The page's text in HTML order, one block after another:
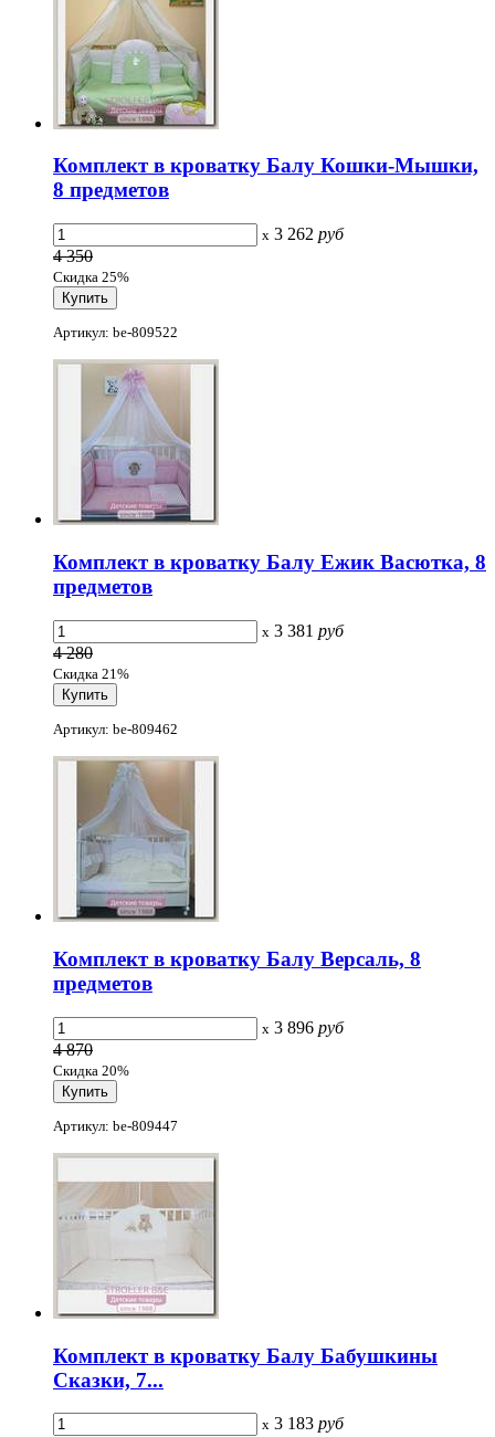
Комплект в кроватку Балу Кошки-Мышки,
8 предметов
x 3 262 руб
4 350
Скидка 25%
Артикул: be-809522
Комплект в кроватку Балу Ежик Васютка, 8
предметов
x 3 381 руб
4 280
Скидка 21%
Артикул: be-809462
Комплект в кроватку Балу Версаль, 8
предметов
x 3 896 руб
4 870
Скидка 20%
Артикул: be-809447
Комплект в кроватку Балу Бабушкины
Сказки, 7...
x 3 183 руб